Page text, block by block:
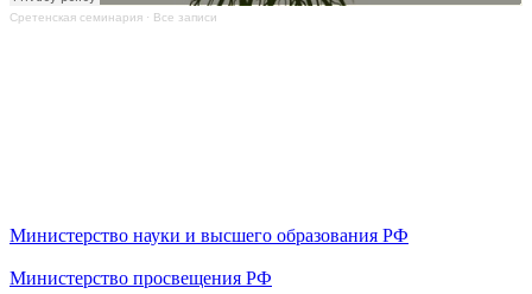
Сретенская семинария · Все записи
Министерство науки и высшего образования РФ
Министерство просвещения РФ